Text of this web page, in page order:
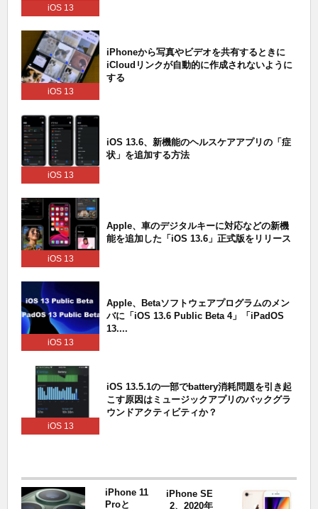
iOS 13
iOS 13
iPhoneから写真やビデオを共有するときに
iCloudリンクが自動的に作成されないように
する
iOS 13
iOS 13.6、新機能のヘルスケアアプリの「症
状」を追加する方法
iOS 13
Apple、車のデジタルキーに対応などの新機
能を追加した「iOS 13.6」正式版をリリース
iOS 13
Apple、Betaソフトウェアプログラムのメン
バに「iOS 13.6 Public Beta 4」「iPadOS
13....
iOS 13
iOS 13.5.1の一部でbattery消耗問題を引き起
こす原因はミュージックアプリのバックグラ
ウンドアクティビティか？
iPhone 11
Proと
iPhone SE
2、2020年